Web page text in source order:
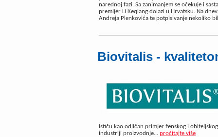
narednoj fazi. Sa zanimanjem se očekuje i
premijer Li Keqiang dolazi u Hrvatsku. Na
Andreja Plenkovića te potpisivanje nekoliko
Biovitalis -
ističu kao odličan primjer ženskog i
industriji proizvodnje... pročitajte više